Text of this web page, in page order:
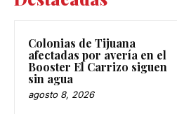
Colonias de Tijuana
afectadas por avería en el
Booster El Carrizo siguen
sin agua
agosto 8, 2026